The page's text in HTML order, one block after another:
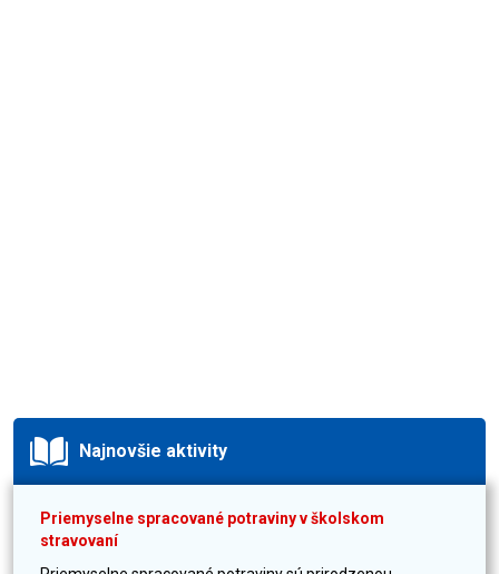
Najnovšie aktivity
Priemyselne spracované potraviny v školskom
stravovaní